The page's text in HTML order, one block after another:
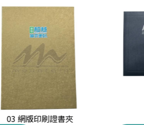
03 網版印刷證書夾